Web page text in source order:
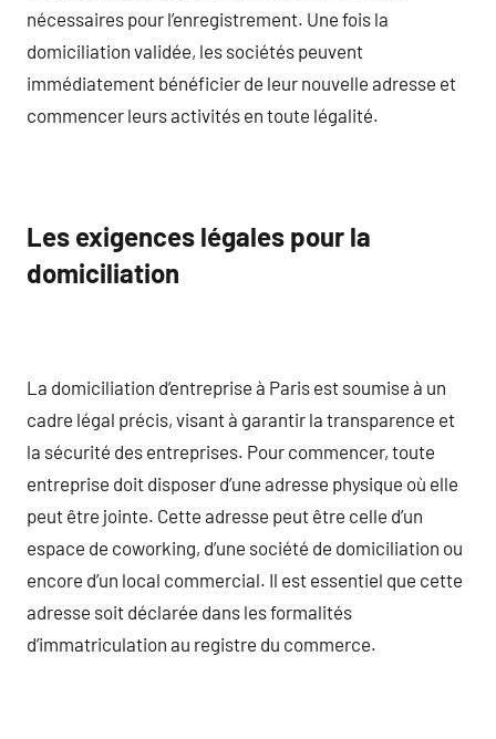
nécessaires pour l’enregistrement. Une fois la
domiciliation validée, les sociétés peuvent
immédiatement bénéficier de leur nouvelle adresse et
commencer leurs activités en toute légalité.
Les exigences légales pour la
domiciliation
La domiciliation d’entreprise à Paris est soumise à un
cadre légal précis, visant à garantir la transparence et
la sécurité des entreprises. Pour commencer, toute
entreprise doit disposer d’une adresse physique où elle
peut être jointe. Cette adresse peut être celle d’un
espace de coworking, d’une société de domiciliation ou
encore d’un local commercial. Il est essentiel que cette
adresse soit déclarée dans les formalités
d’immatriculation au registre du commerce.